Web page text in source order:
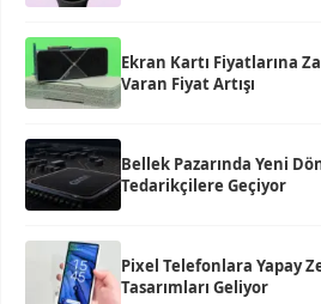
Ekran Kartı Fiyatlarına
Varan Fiyat Artışı
Bellek Pazarında Yeni
Tedarikçilere Geçiyor
Pixel Telefonlara Yapay
Tasarımları Geliyor